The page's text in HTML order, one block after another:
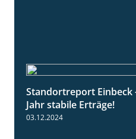
Standortreport Einbeck
Jahr stabile Erträge!
03.12.2024